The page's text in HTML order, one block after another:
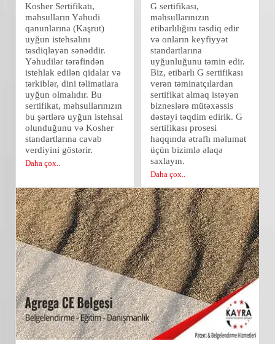
Kosher Sertifikatı,
məhsulların Yəhudi
qanunlarına (Kaşrut)
uyğun istehsalını
təsdiqləyən sənəddir.
Yəhudilər tərəfindən
istehlak edilən qidalar və
tərkiblər, dini təlimatlara
uyğun olmalıdır. Bu
sertifikat, məhsullarınızın
bu şərtlərə uyğun istehsal
olunduğunu və Kosher
standartlarına cavab
verdiyini göstərir.
Daha çox..
G sertifikası,
məhsullarınızın
etibarlılığını təsdiq edir
və onların keyfiyyət
standartlarına
uyğunluğunu təmin edir.
Biz, etibarlı G sertifikası
verən təminatçılardan
sertifikat almaq istəyən
bizneslərə mütəxəssis
dəstəyi təqdim edirik. G
sertifikası prosesi
haqqında ətraflı məlumat
üçün bizimlə əlaqə
saxlayın.
Daha çox..